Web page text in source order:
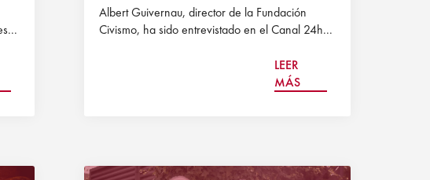
Albert Guivernau, director de la Fundación
Civismo, ha sido entrevistado en el Canal 24h...
LEER
MÁS